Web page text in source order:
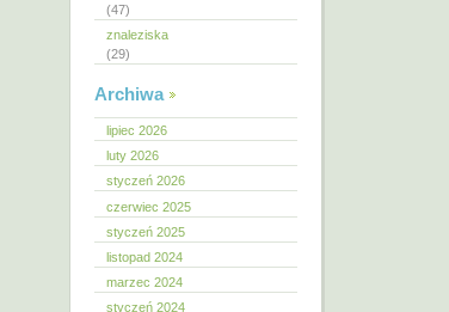
(47)
znaleziska
(29)
Archiwa
lipiec 2026
luty 2026
styczeń 2026
czerwiec 2025
styczeń 2025
listopad 2024
marzec 2024
styczeń 2024